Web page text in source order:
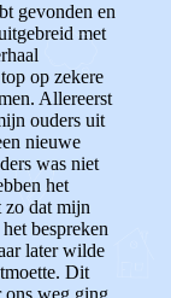
gevonden en
met
op zekere
Allereerst
ouders uit
nieuwe
was niet
het
zo dat mijn
bespreken
later wilde
Dit
ons weg ging